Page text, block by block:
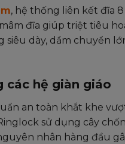
, hệ thống liên kết đĩa
đĩa giúp triệt tiêu
dày, dầm chuyển
các hệ giàn giáo
an toàn khắt khe
sử dụng cây
nhân hàng đầu